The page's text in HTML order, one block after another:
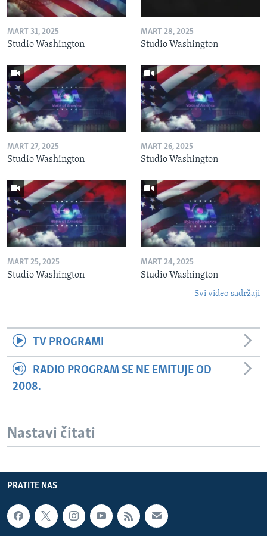
MART 31, 2025
Studio Washington
MART 28, 2025
Studio Washington
MART 27, 2025
Studio Washington
MART 26, 2025
Studio Washington
MART 25, 2025
Studio Washington
MART 24, 2025
Studio Washington
Svi video sadržaji
TV PROGRAMI
RADIO PROGRAM SE NE EMITUJE OD
2008.
Nastavi čitati
PRATITE NAS